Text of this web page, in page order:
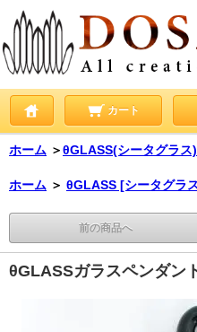
カート
ホーム ＞θGLASS(シータグラス
ホーム ＞ θGLASS [シータグラ
前の商品へ
θGLASSガラスペンダン